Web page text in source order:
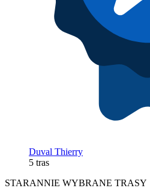
Duval Thierry
5 tras
STARANNIE WYBRANE TRASY